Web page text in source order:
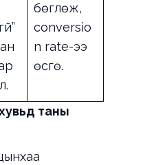
бөглөж,
conversio
n rate-ээ
өсгө.
таны